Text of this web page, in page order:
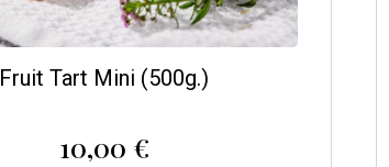
Fruit Tart Mini (500g.)
10,00 €